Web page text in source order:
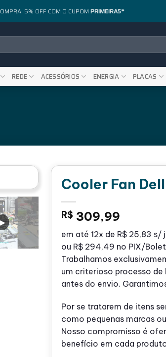
5% OFF COM O CUPOM PRIMEIRA5*
REDE ACESSÓRIOS ENERGIA PLACAS
Cooler Fan
R$ 309,99
em até 12x de R$ 25,83 s/
ou R$ 294,49 no PIX/
Trabalhamos
um criterioso processo
antes do envio.
Por se tratarem de itens
como pequenas marcas
Nosso compromisso é
benefício em cada